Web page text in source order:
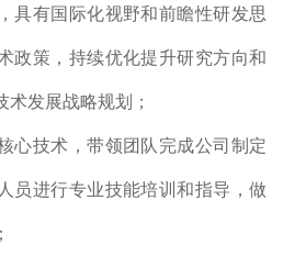
具有国际化视野和前瞻性研发思
政策，持续优化提升研究方向和
发展战略规划；
心技术，带领团队完成公司制定
员进行专业技能培训和指导，做